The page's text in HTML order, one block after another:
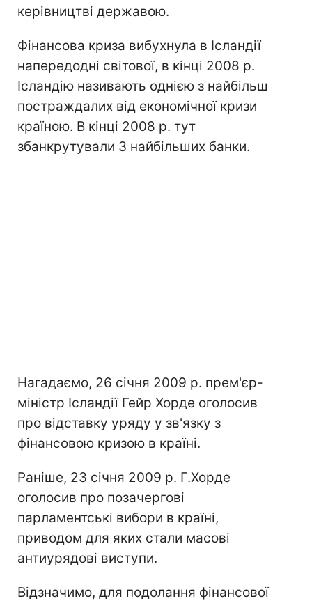
керівництві державою.
Фінансова криза вибухнула в Ісландії
напередодні світової, в кінці 2008 р.
Ісландію називають однією з найбільш
постраждалих від економічної кризи
країною. В кінці 2008 р. тут
збанкрутували 3 найбільших банки.
Нагадаємо, 26 січня 2009 р. прем'єр-
міністр Ісландії Гейр Хорде оголосив
про відставку уряду у зв'язку з
фінансовою кризою в країні.
Раніше, 23 січня 2009 р. Г.Хорде
оголосив про позачергові
парламентські вибори в країні,
приводом для яких стали масові
антиурядові виступи.
Відзначимо, для подолання фінансової